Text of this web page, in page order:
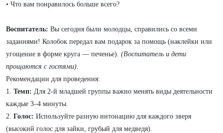
• Что вам понравилось больше всего?
Воспитатель: Вы сегодня были молодцы, справились со всеми
заданиями! Колобок передал вам подарок за помощь (наклейки или
угощение в форме круга — печенье). (Воспитатель и дети
прощаются с гостями).
Рекомендации для проведения:
1. Темп: Для 2-й младшей группы важно менять виды деятельности
каждые 3–4 минуты.
2. Голос: Используйте разную интонацию для каждого зверя
(высокий голос для зайки, грубый для медведя).